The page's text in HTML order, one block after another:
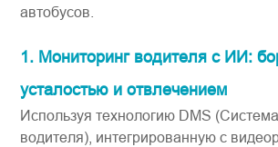
автобусов.
1. Мониторинг водителя с ИИ:
усталостью и отвлечением
Используя технологию DMS
водителя), интегрированную с